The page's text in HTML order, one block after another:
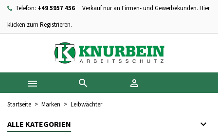
Telefon: +49 5957 456
Verkauf nur an Firmen- und Gewerbekunden. Hier
klicken zum Registrieren.
  
Startseite Marken Leibwächter
ALLE KATEGORIEN
Ihre Wunschlisten ×
Neue Liste anlegen
((modalTitle)) ×
((confirmMessage))
((cancelText)) ((modalDeleteText))
Wunschliste erstellen ×
Name der Wunschliste
Abbrechen Wunschliste erstellen
Anmelden ×
Sie müssen angemeldet sein, um Artikel Ihrer Wunschliste
hinzufügen zu können.
Abbrechen